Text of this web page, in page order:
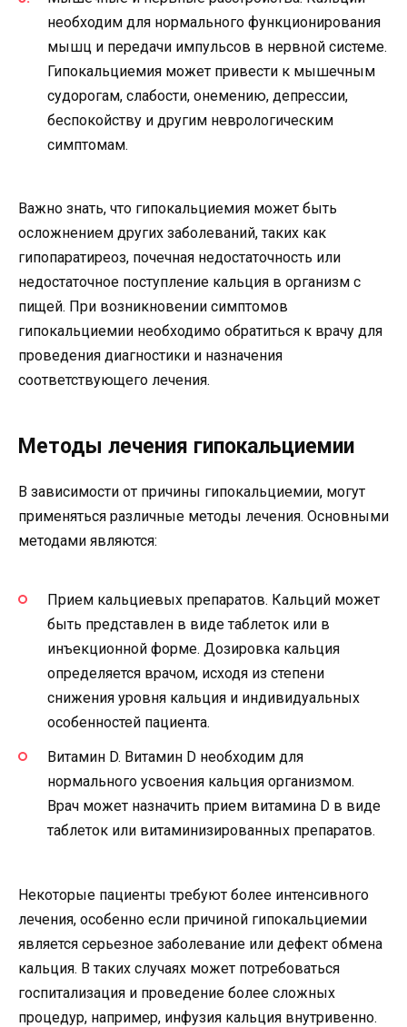
необходим для нормального функционирования
мышц и передачи импульсов в нервной системе.
Гипокальциемия может привести к мышечным
судорогам, слабости, онемению, депрессии,
беспокойству и другим неврологическим
симптомам.
Важно знать, что гипокальциемия может быть
осложнением других заболеваний, таких как
гипопаратиреоз, почечная недостаточность или
недостаточное поступление кальция в организм с
пищей. При возникновении симптомов
гипокальциемии необходимо обратиться к врачу для
проведения диагностики и назначения
соответствующего лечения.
Методы лечения гипокальциемии
В зависимости от причины гипокальциемии, могут
применяться различные методы лечения. Основными
методами являются:
Прием кальциевых препаратов. Кальций может
быть представлен в виде таблеток или в
инъекционной форме. Дозировка кальция
определяется врачом, исходя из степени
снижения уровня кальция и индивидуальных
особенностей пациента.
Витамин D. Витамин D необходим для
нормального усвоения кальция организмом.
Врач может назначить прием витамина D в виде
таблеток или витаминизированных препаратов.
Некоторые пациенты требуют более интенсивного
лечения, особенно если причиной гипокальциемии
является серьезное заболевание или дефект обмена
кальция. В таких случаях может потребоваться
госпитализация и проведение более сложных
процедур, например, инфузия кальция внутривенно.